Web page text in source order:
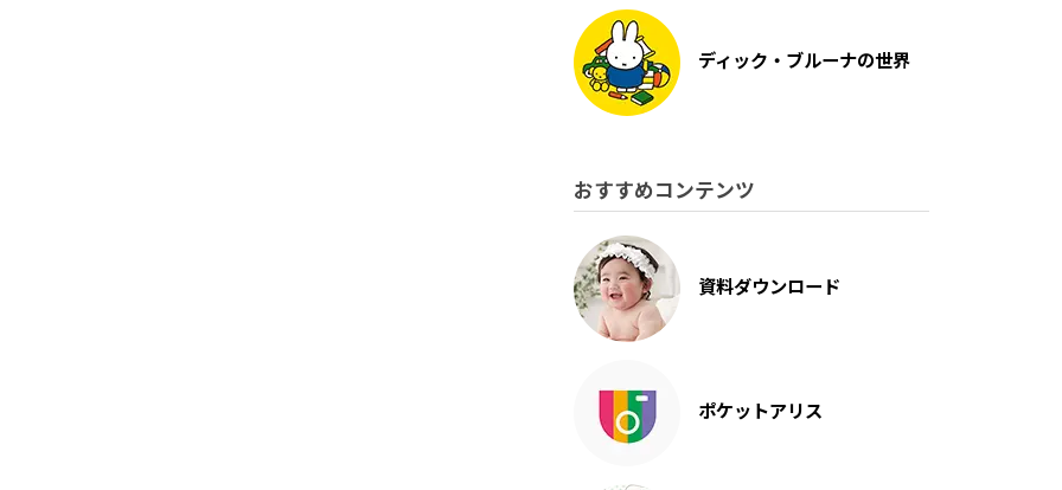
ディック・ブルーナの世界
おすすめコンテンツ
資料ダウンロード
ポケットアリス